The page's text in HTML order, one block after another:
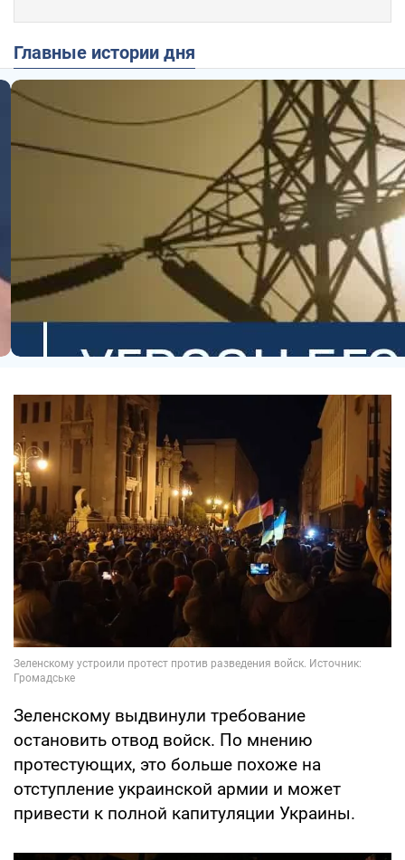
Главные истории дня
Зеленскому выдвинули требование
остановить отвод войск. По мнению
протестующих, это больше похоже на
отступление украинской армии и может
привести к полной капитуляции Украины.